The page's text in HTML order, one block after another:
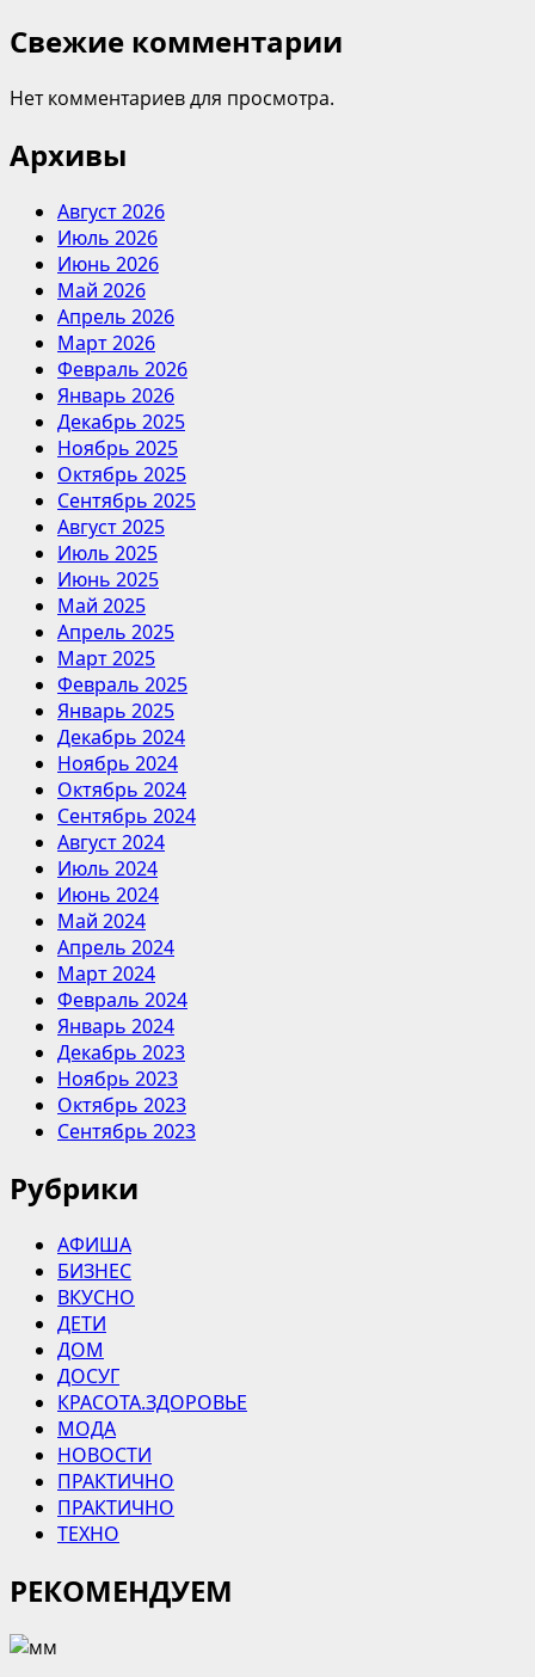
Свежие комментарии
Нет комментариев для просмотра.
Архивы
Август 2026
Июль 2026
Июнь 2026
Май 2026
Апрель 2026
Март 2026
Февраль 2026
Январь 2026
Декабрь 2025
Ноябрь 2025
Октябрь 2025
Сентябрь 2025
Август 2025
Июль 2025
Июнь 2025
Май 2025
Апрель 2025
Март 2025
Февраль 2025
Январь 2025
Декабрь 2024
Ноябрь 2024
Октябрь 2024
Сентябрь 2024
Август 2024
Июль 2024
Июнь 2024
Май 2024
Апрель 2024
Март 2024
Февраль 2024
Январь 2024
Декабрь 2023
Ноябрь 2023
Октябрь 2023
Сентябрь 2023
Рубрики
АФИША
БИЗНЕС
ВКУСНО
ДЕТИ
ДОМ
ДОСУГ
КРАСОТА.ЗДОРОВЬЕ
МОДА
НОВОСТИ
ПРАКТИЧНО
ПРАКТИЧНО
ТЕХНО
РЕКОМЕНДУЕМ